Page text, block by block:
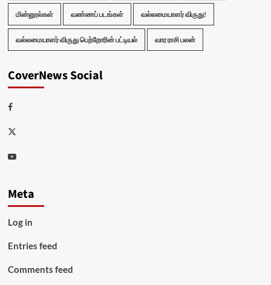
மின்னூல்கள் வண்ணப் படங்கள் வல்லமையாளர் விருது!
வல்லமையாளர் விருது பெற்றோரின் பட்டியல் வார ராசி பலன்
CoverNews Social
Facebook
Twitter
Youtube
Meta
Log in
Entries feed
Comments feed